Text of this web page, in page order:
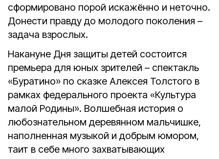
сформировано порой искажённо и неточно.
Донести правду до молодого поколения –
задача взрослых.
Накануне Дня защиты детей состоится
премьера для юных зрителей – спектакль
«Буратино» по сказке Алексея Толстого в
рамках федерального проекта «Культура
малой Родины». Волшебная история о
любознательном деревянном мальчишке,
наполненная музыкой и добрым юмором,
таит в себе много захватывающих